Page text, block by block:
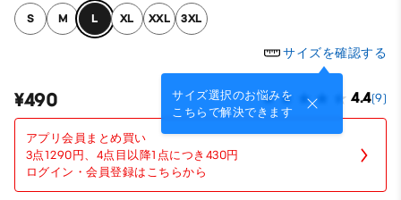
S M L XL XXL 3XL
サイズを確認する
サイズ選択のお悩みを
こちらで解決できます
¥490 4.4(9)
アプリ会員まとめ買い
3点1290円、4点目以降1点につき430円
ログイン・会員登録はこちらから